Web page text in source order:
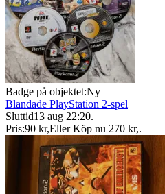
Badge på objektet:Ny
Blandade PlayStation 2-spel
Sluttid13 aug 22:20.
Pris:90 kr,Eller Köp nu 270 kr,.